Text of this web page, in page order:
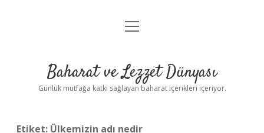
Anasayfa
Yasal Uyarı
menüyü
Baharat ve Lezzet Dünyası
Günlük mutfağa katkı sağlayan baharat içerikleri içeriyor.
Etiket: Ülkemizin adı nedir